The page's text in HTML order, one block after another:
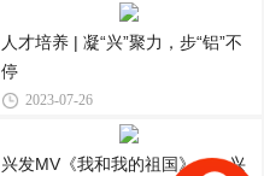
人才培养 | 凝“兴”聚力，步“铝”不
停
2023-07-26
兴发MV《我和我的祖国》——兴